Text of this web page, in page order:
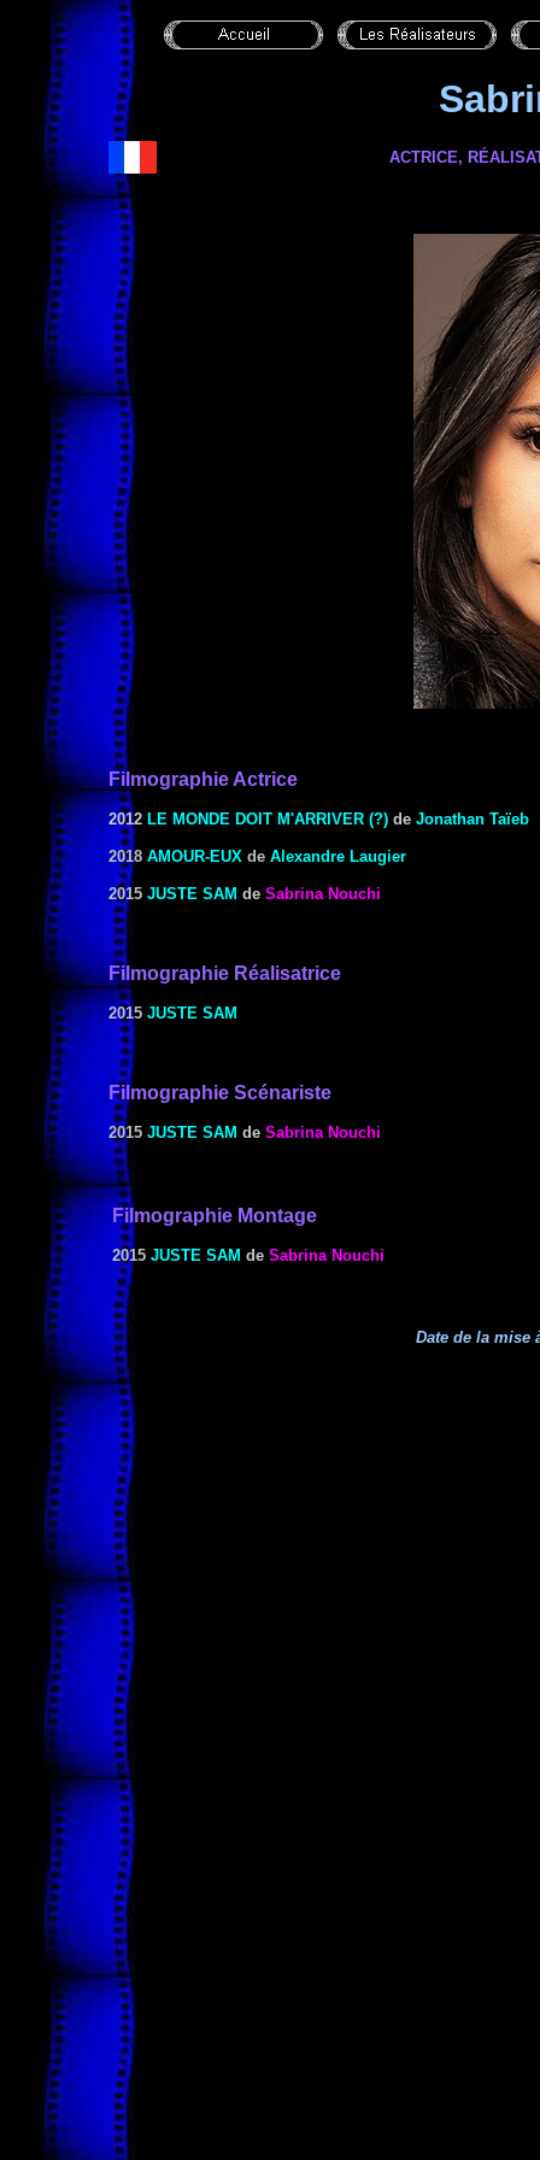
ACTRICE,
Filmographie Actrice
2012 LE MONDE DOIT M'ARRIVER (?) de Jonathan Taïeb
2018 AMOUR-EUX de Alexandre Laugier
2015 JUSTE SAM de Sabrina Nouchi
Filmographie Réalisatrice
2015 JUSTE SAM
Filmographie Scénariste
2015 JUSTE SAM de Sabrina Nouchi
Filmographie Montage
2015 JUSTE SAM de Sabrina Nouchi
Date de la